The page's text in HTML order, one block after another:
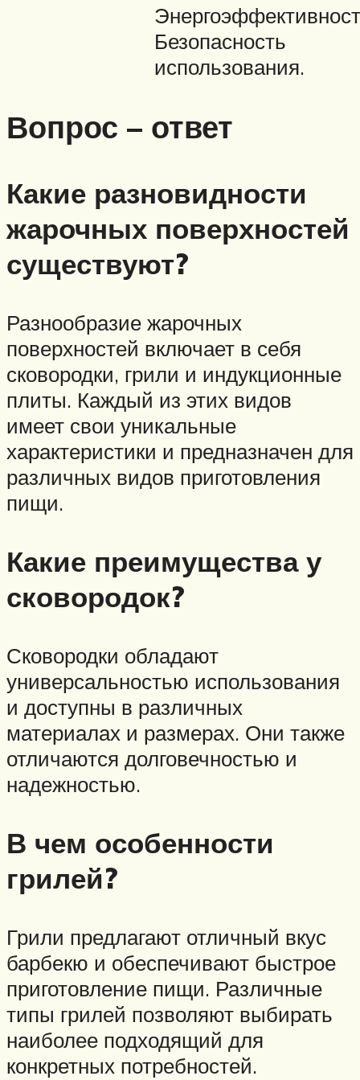
Безопасность
использования.
Вопрос – ответ
Какие разновидности
жарочных поверхностей
существуют?
Разнообразие жарочных
поверхностей включает в себя
сковородки, грили и индукционные
плиты. Каждый из этих видов
имеет свои уникальные
характеристики и предназначен для
различных видов приготовления
пищи.
Какие преимущества у
сковородок?
Сковородки обладают
универсальностью использования
и доступны в различных
материалах и размерах. Они также
отличаются долговечностью и
надежностью.
В чем особенности
грилей?
Грили предлагают отличный вкус
барбекю и обеспечивают быстрое
приготовление пищи. Различные
типы грилей позволяют выбирать
наиболее подходящий для
конкретных потребностей.